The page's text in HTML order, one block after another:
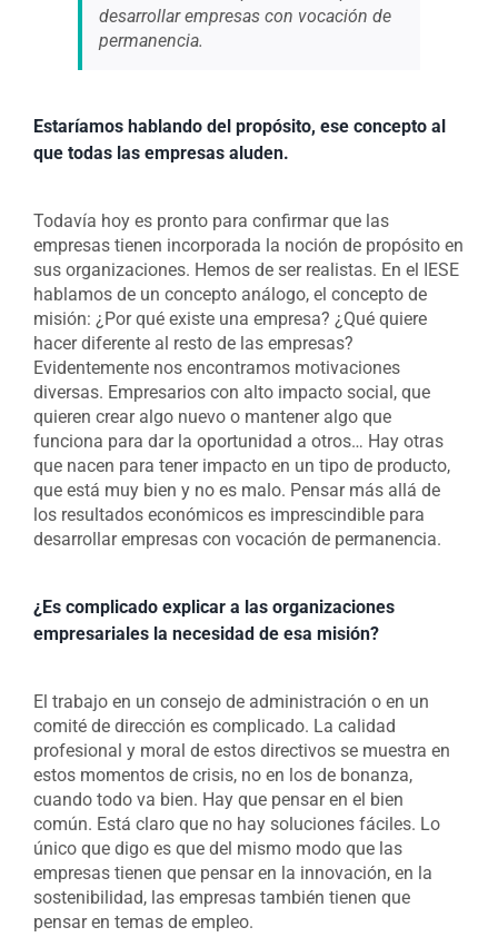
desarrollar empresas con vocación de
permanencia.
Estaríamos hablando del propósito, ese concepto al
que todas las empresas aluden.
Todavía hoy es pronto para confirmar que las
empresas tienen incorporada la noción de propósito en
sus organizaciones. Hemos de ser realistas. En el IESE
hablamos de un concepto análogo, el concepto de
misión: ¿Por qué existe una empresa? ¿Qué quiere
hacer diferente al resto de las empresas?
Evidentemente nos encontramos motivaciones
diversas. Empresarios con alto impacto social, que
quieren crear algo nuevo o mantener algo que
funciona para dar la oportunidad a otros… Hay otras
que nacen para tener impacto en un tipo de producto,
que está muy bien y no es malo. Pensar más allá de
los resultados económicos es imprescindible para
desarrollar empresas con vocación de permanencia.
¿Es complicado explicar a las organizaciones
empresariales la necesidad de esa misión?
El trabajo en un consejo de administración o en un
comité de dirección es complicado. La calidad
profesional y moral de estos directivos se muestra en
estos momentos de crisis, no en los de bonanza,
cuando todo va bien. Hay que pensar en el bien
común. Está claro que no hay soluciones fáciles. Lo
único que digo es que del mismo modo que las
empresas tienen que pensar en la innovación, en la
sostenibilidad, las empresas también tienen que
pensar en temas de empleo.